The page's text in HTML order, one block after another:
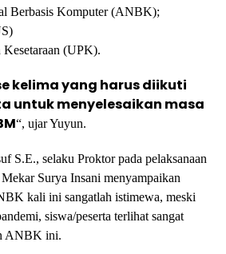
Berbasis Komputer (ANBK);
(UPK).
kelima yang harus diikuti
untuk menyelesaikan masa
“, ujar Yuyun.
S.E., selaku Proktor pada pelaksanaan
Surya Insani menyampaikan
kali ini sangatlah istimewa, meski
siswa/peserta terlihat sangat
ANBK ini.